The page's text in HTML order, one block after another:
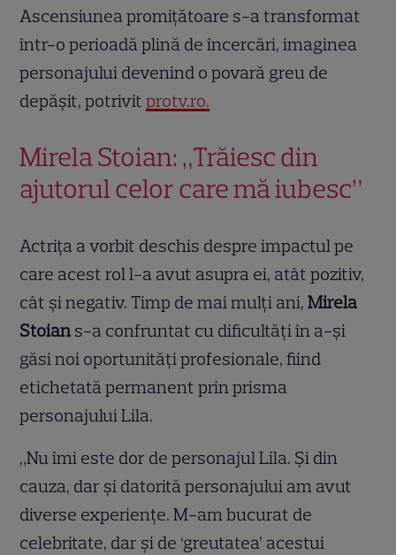
Ascensiunea promițătoare s-a transformat
într-o perioadă plină de încercări, imaginea
personajului devenind o povară greu de
depășit, potrivitprotv.ro.
Mirela Stoian: „Trăiesc din
ajutorul celor care mă iubesc”
Actrița a vorbit deschis despre impactul pe
care acest rol l-a avut asupra ei, atât pozitiv,
cât și negativ. Timp de mai mulți ani,Mirela
Stoian s-a confruntat cu dificultăți în a-și
găsi noi oportunități profesionale, fiind
etichetată permanent prin prisma
personajului Lila.
„Nu îmi este dor de personajul Lila. Şi din
cauza, dar şi datorită personajului am avut
diverse experienţe. M-am bucurat de
celebritate, dar şi de ‘greutatea’ acestui